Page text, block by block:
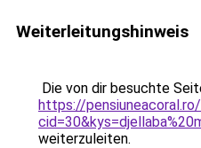
Weiterleitungshinweis
Die von dir besuchte
https://
weiterzuleiten.